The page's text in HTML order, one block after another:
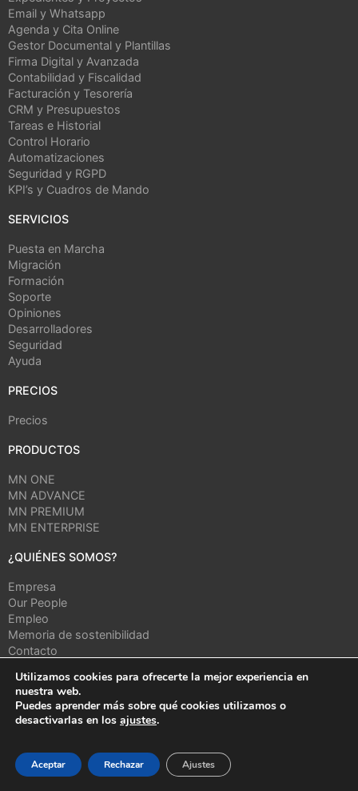
Email y Whatsapp
Agenda y Cita Online
Gestor Documental y Plantillas
Firma Digital y Avanzada
Contabilidad y Fiscalidad
Facturación y Tesorería
CRM y Presupuestos
Tareas e Historial
Control Horario
Automatizaciones
Seguridad y RGPD
KPI’s y Cuadros de Mando
SERVICIOS
Puesta en Marcha
Migración
Formación
Soporte
Opiniones
Desarrolladores
Seguridad
Ayuda
PRECIOS
Precios
PRODUCTOS
MN ONE
MN ADVANCE
MN PREMIUM
MN ENTERPRISE
¿QUIÉNES SOMOS?
Empresa
Our People
Empleo
Memoria de sostenibilidad
Contacto
CONTENIDOS
Blog
Actualidad
Utilizamos cookies para ofrecerte la mejor experiencia en
nuestra web.
Puedes aprender más sobre qué cookies utilizamos o
desactivarlas en los ajustes.
Aceptar Rechazar Ajustes